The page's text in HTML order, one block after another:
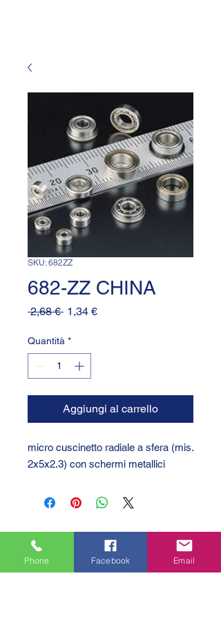
SKU: 682ZZ
682-ZZ CHINA
2,68 € Prezzo
1,34 €Prezzo
Quantità *
Aggiungi al carrello
micro cuscinetto radiale a sfera (mis.
2x5x2.3) con schermi metallici
Phone Facebook Email